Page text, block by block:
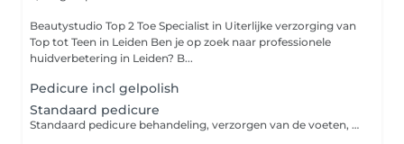
Beautystudio Top 2 Toe Specialist in Uiterlijke verzorging van
Top tot Teen in Leiden Ben je op zoek naar professionele
huidverbetering in Leiden? B...
Pedicure incl gelpolish
Standaard pedicure
Standaard pedicure behandeling, verzorgen van de voeten, teennagels en verwijderen van eelt